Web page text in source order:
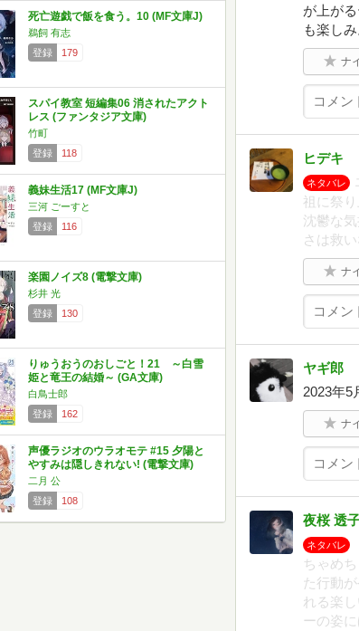
死亡遊戯で飯を食う。10 (MF文庫J)
鵜飼 有志
登録
179
スパイ教室 短編集06 消されたアクト
レス (ファンタジア文庫)
竹町
登録
118
義妹生活17 (MF文庫J)
三河 ごーすと
登録
116
楽園ノイズ8 (電撃文庫)
杉井 光
登録
130
りゅうおうのおしごと！21 ～白雪
姫と竜王の結婚～ (GA文庫)
白鳥士郎
登録
162
声優ラジオのウラオモテ #15 夕陽と
やすみは隠しきれない! (電撃文庫)
二月 公
登録
108
が上が
も楽し
ナ
ヒデキ
ネタバレ
祖に祭
沈鬱な
さは救い
ナ
ヤギ郎
2023年5
ナ
夜桜 透
ネタバレ
ちゃめ
た行動
れる楽
ーの姿